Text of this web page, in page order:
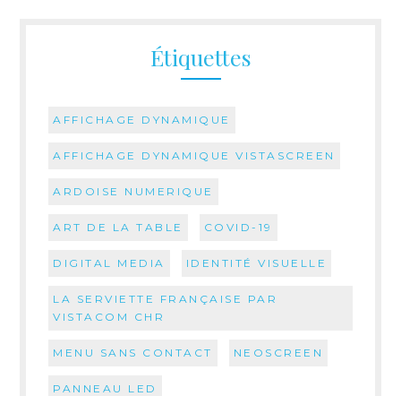
Étiquettes
AFFICHAGE DYNAMIQUE
AFFICHAGE DYNAMIQUE VISTASCREEN
ARDOISE NUMERIQUE
ART DE LA TABLE COVID-19
DIGITAL MEDIA IDENTITÉ VISUELLE
LA SERVIETTE FRANÇAISE PAR
VISTACOM CHR
MENU SANS CONTACT NEOSCREEN
PANNEAU LED